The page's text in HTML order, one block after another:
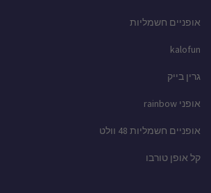
אופניים חשמליות
kalofun
גרין בייק
אופני rainbow
אופניים חשמליות 48 וולט
קל אופן טורבו